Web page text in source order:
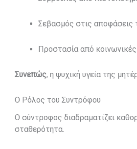
Σεβασμός στις αποφάσεις
Προστασία από κοινωνικές
Συνεπώς, η ψυχική υγεία της
Ο Ρόλος του Συντρόφου
Ο σύντροφος διαδραματίζει
σταθερότητα.